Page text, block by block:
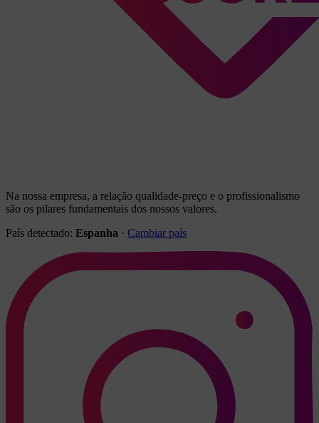
Na nossa empresa, a relação qualidade-preço e o profissionalismo
são os pilares fundamentais dos nossos valores.
País detectado: Espanha · Cambiar país